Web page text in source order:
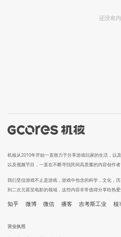
还没有
机核从2010年开始一直致力于分享游戏玩家的生活，以
以及视频节目，一直在不断寻找民间高质量的内容创作者
我们坚信游戏不止是游戏，游戏中包含的科学，文化，
到二次元甚至电影的领域，这些内容非常值得分享给热爱
知乎 微博 微信 播客 吉考斯工业 核
营业执照